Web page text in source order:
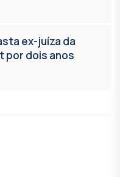
ex-juíza da
por dois anos